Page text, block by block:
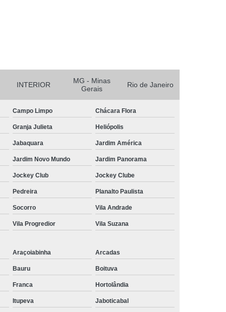
INTERIOR
MG - Minas
Gerais
Rio de Janeiro
Campo Limpo Chácara Flora
Granja Julieta Heliópolis
Jabaquara Jardim América
Jardim Novo Mundo Jardim Panorama
Jockey Club Jockey Clube
Pedreira Planalto Paulista
Socorro Vila Andrade
Vila Progredior Vila Suzana
Araçoiabinha Arcadas
Bauru Boituva
Franca Hortolândia
Itupeva Jaboticabal